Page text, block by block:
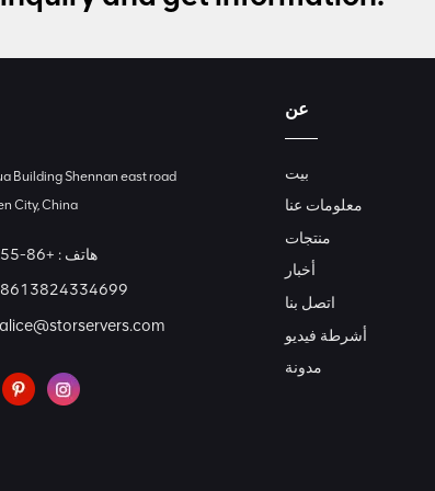
Building Shennan east road
City, China
هاتف : +86-755-83677183
alice@storservers.com
عن
بيت
معلومات عنا
منتجات
أخبار
اتصل بنا
أشرطة فيديو
مدونة